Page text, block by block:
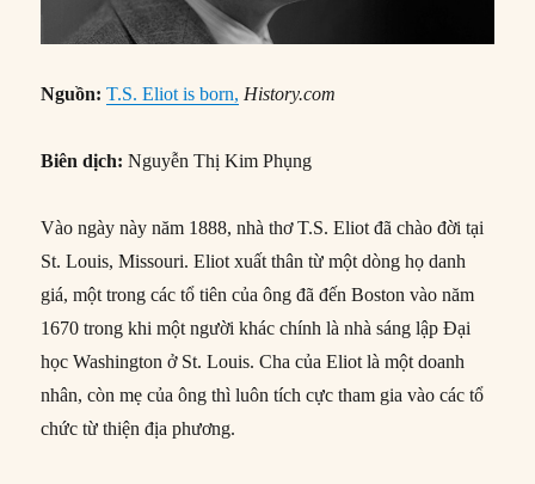
Nguồn: T.S. Eliot is born, History.com
Biên dịch: Nguyễn Thị Kim Phụng
Vào ngày này năm 1888, nhà thơ T.S. Eliot đã chào đời tại
St. Louis, Missouri. Eliot xuất thân từ một dòng họ danh
giá, một trong các tổ tiên của ông đã đến Boston vào năm
1670 trong khi một người khác chính là nhà sáng lập Đại
học Washington ở St. Louis. Cha của Eliot là một doanh
nhân, còn mẹ của ông thì luôn tích cực tham gia vào các tổ
chức từ thiện địa phương.